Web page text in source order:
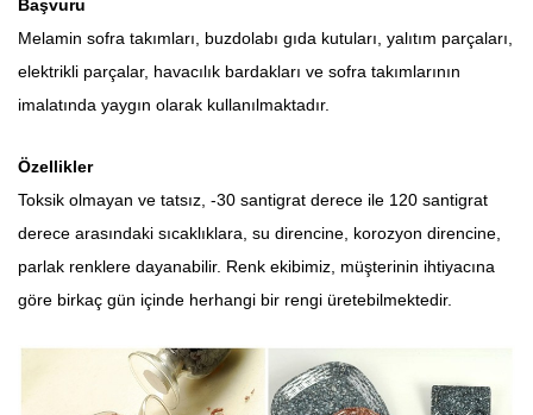
Başvuru
Melamin sofra takımları, buzdolabı gıda kutuları, yalıtım parçaları,
elektrikli parçalar, havacılık bardakları ve sofra takımlarının
imalatında yaygın olarak kullanılmaktadır.
Özellikler
Toksik olmayan ve tatsız, -30 santigrat derece ile 120 santigrat
derece arasındaki sıcaklıklara, su direncine, korozyon direncine,
parlak renklere dayanabilir. Renk ekibimiz, müşterinin ihtiyacına
göre birkaç gün içinde herhangi bir rengi üretebilmektedir.